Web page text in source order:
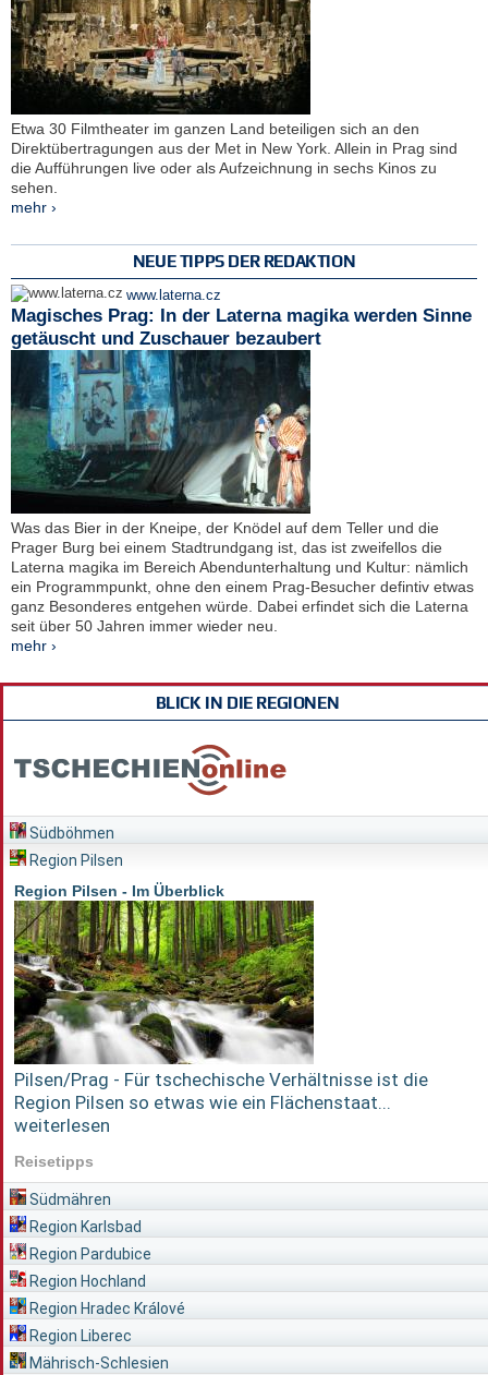
Etwa 30 Filmtheater im ganzen Land beteiligen sich an den
Direktübertragungen aus der Met in New York. Allein in Prag sind
die Aufführungen live oder als Aufzeichnung in sechs Kinos zu
sehen.
mehr ›
NEUE TIPPS DER REDAKTION
www.laterna.cz
Magisches Prag: In der Laterna magika werden Sinne
getäuscht und Zuschauer bezaubert
Was das Bier in der Kneipe, der Knödel auf dem Teller und die
Prager Burg bei einem Stadtrundgang ist, das ist zweifellos die
Laterna magika im Bereich Abendunterhaltung und Kultur: nämlich
ein Programmpunkt, ohne den einem Prag-Besucher defintiv etwas
ganz Besonderes entgehen würde. Dabei erfindet sich die Laterna
seit über 50 Jahren immer wieder neu.
mehr ›
BLICK IN DIE REGIONEN
Südböhmen
Region Pilsen
Region Pilsen - Im Überblick
Pilsen/Prag - Für tschechische Verhältnisse ist die
Region Pilsen so etwas wie ein Flächenstaat...
weiterlesen
Reisetipps
Südmähren
Region Karlsbad
Region Pardubice
Region Hochland
Region Hradec Králové
Region Liberec
Mährisch-Schlesien